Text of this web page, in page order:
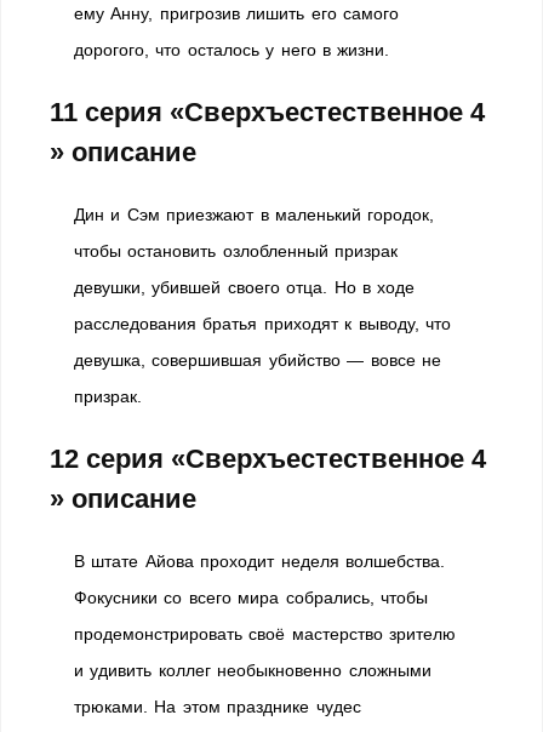
ему Анну, пригрозив лишить его самого
дорогого, что осталось у него в жизни.
11 серия «Сверхъестественное 4
» описание
Дин и Сэм приезжают в маленький городок,
чтобы остановить озлобленный призрак
девушки, убившей своего отца. Но в ходе
расследования братья приходят к выводу, что
девушка, совершившая убийство — вовсе не
призрак.
12 серия «Сверхъестественное 4
» описание
В штате Айова проходит неделя волшебства.
Фокусники со всего мира собрались, чтобы
продемонстрировать своё мастерство зрителю
и удивить коллег необыкновенно сложными
трюками. На этом празднике чудес